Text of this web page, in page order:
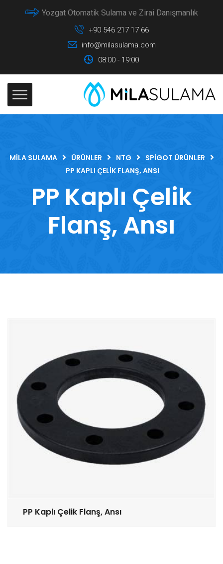
Yozgat Otomatik Sulama ve Zirai Danışmanlık
+90 546 217 17 66
info@milasulama.com
08:00 - 19:00
MILA SULAMA ÜRÜNLER NTG
SPIGOT ÜRÜNLER
PP KAPLI ÇELIK FLANŞ, ANSI
PP Kaplı Çelik
Flanş, Ansı
PP Kaplı Çelik Flanş, Ansı